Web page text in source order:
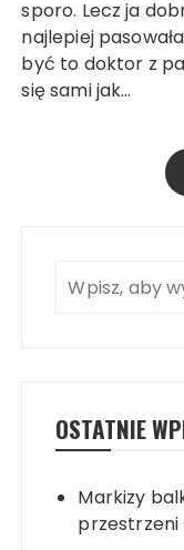
sporo. Lecz ja
najlepiej
być to doktor z
się sami jak…
OSTATNIE
Markizy